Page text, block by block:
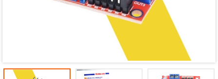
Điều kiện: